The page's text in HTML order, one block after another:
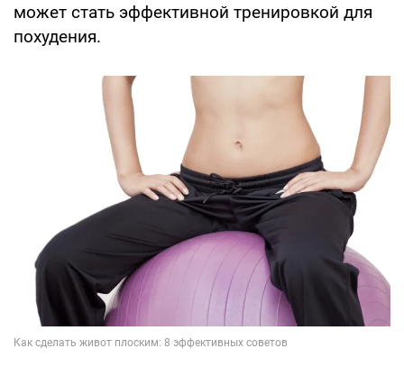
может стать эффективной тренировкой для
похудения.